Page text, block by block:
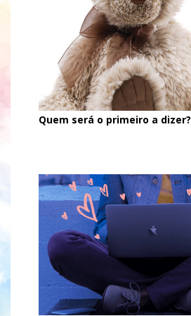
Quem será o primeiro a dizer?